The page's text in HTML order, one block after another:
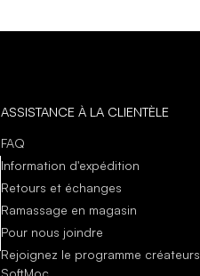
ASSISTANCE À LA CLIENTÈLE
FAQ
Information d'expédition
Retours et échanges
Ramassage en magasin
Pour nous joindre
Rejoignez le programme créateurs